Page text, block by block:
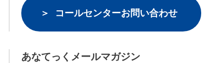
コールセンターお問い合わせ
あなてっくメールマガジン